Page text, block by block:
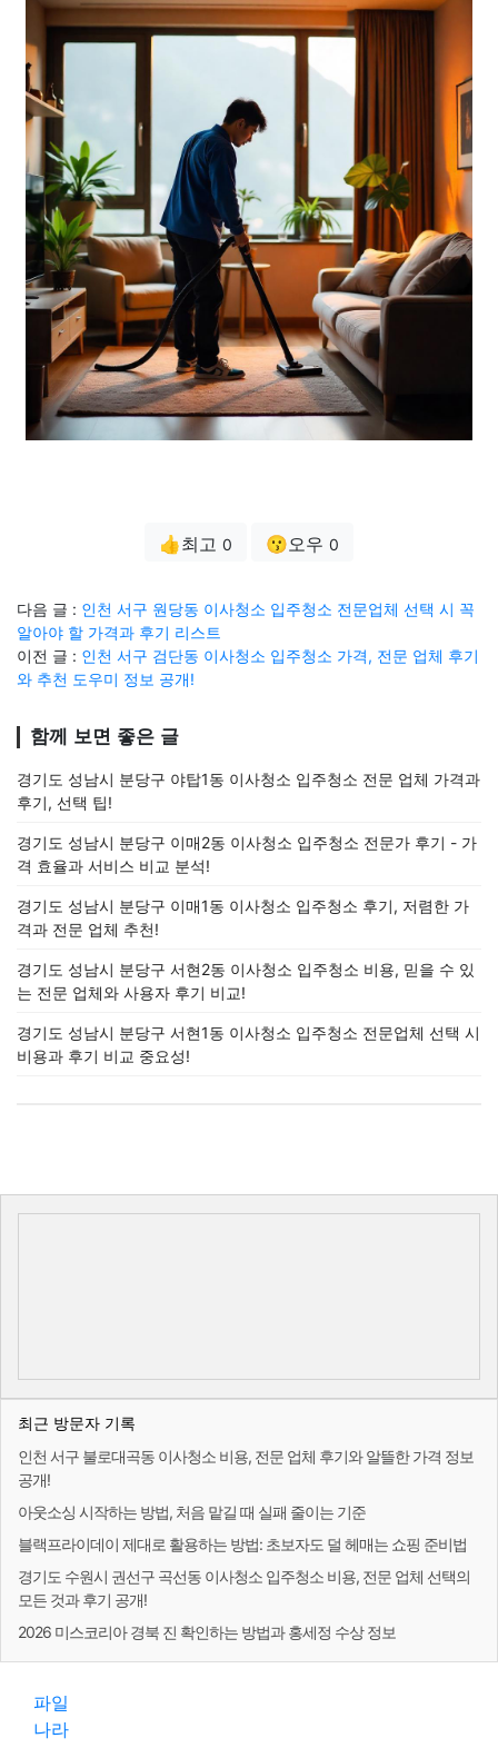
👍최고 0 😗오우 0
다음 글 : 인천 서구 원당동 이사청소 입주청소 전문업체 선택 시 꼭
알아야 할 가격과 후기 리스트
이전 글 : 인천 서구 검단동 이사청소 입주청소 가격, 전문 업체 후기
와 추천 도우미 정보 공개!
함께 보면 좋은 글
경기도 성남시 분당구 야탑1동 이사청소 입주청소 전문 업체 가격과
후기, 선택 팁!
경기도 성남시 분당구 이매2동 이사청소 입주청소 전문가 후기 - 가
격 효율과 서비스 비교 분석!
경기도 성남시 분당구 이매1동 이사청소 입주청소 후기, 저렴한 가
격과 전문 업체 추천!
경기도 성남시 분당구 서현2동 이사청소 입주청소 비용, 믿을 수 있
는 전문 업체와 사용자 후기 비교!
경기도 성남시 분당구 서현1동 이사청소 입주청소 전문업체 선택 시
비용과 후기 비교 중요성!
최근 방문자 기록
인천 서구 불로대곡동 이사청소 비용, 전문 업체 후기와 알뜰한 가격 정보
공개!
아웃소싱 시작하는 방법, 처음 맡길 때 실패 줄이는 기준
블랙프라이데이 제대로 활용하는 방법: 초보자도 덜 헤매는 쇼핑 준비법
경기도 수원시 권선구 곡선동 이사청소 입주청소 비용, 전문 업체 선택의
모든 것과 후기 공개!
2026 미스코리아 경북 진 확인하는 방법과 홍세정 수상 정보
파일
나라